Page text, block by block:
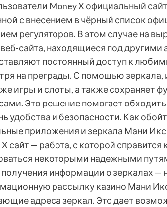
Money X официальный сайт
с внесением в чёрный список
регуляторов. В этом случае на
сайта, находящиеся под другими
постоянный доступ к
на преграды. С помощью зеркала,
же игры и слоты, а также сохраняет
Это решение помогает
удобства и безопасности. Как
приложения и зеркала Мани
X сайт — работа, с которой
некоторыми надежными
информации о зеркалах —
рассылку казино Мани
адреса зеркал. Это дает